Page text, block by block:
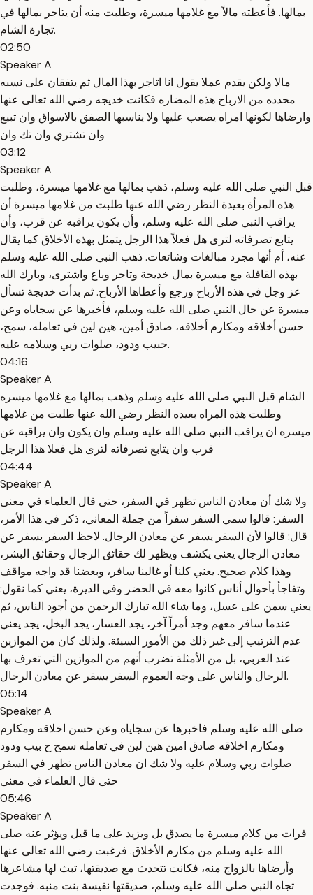
بمالها. فأعطته مالاً مع غلامها ميسرة، وطلبت منه أن يتاجر بمالها في
تجارة الشام.
02:50
Speaker A
مالا ولكن يقدم عملا يقول انا اتاجر بهذا المال ثم يتفقان على نسبه
محدده من الارباح هذه المضاره فكانت خديجه رضي الله تعالى عنها
وارضاها لكونها امراه يصعب عليها ولا يناسبها الصفق بالاسواق وان تبيع
وان تشتري وان تك وان
03:12
Speaker A
قبل النبي صلى الله عليه وسلم، ذهب بمالها مع غلامها ميسرة، وطلبت
هذه المرأة بعيدة النظر رضي الله عنها طلبت من غلامها ميسرة أن
يراقب النبي صلى الله عليه وسلم، وأن يكون يراقبه عن قرب، وأن
يتابع تصرفاته لترى هل فعلاً هذا الرجل يتمثل بهذه الأخلاق كما يقال
عنه، أم أنها مجرد مبالغات وشائعات. ذهب النبي صلى الله عليه وسلم
بهذه القافلة مع ميسرة بمال خديجة وتاجر وباع واشترى، وبارك الله
عز وجل في هذه الأرباح ورجع وأعطاها الأرباح. ثم بدأت خديجة تسأل
ميسرة عن حال النبي صلى الله عليه وسلم، فأخبرها عن سجاياه وعن
حسن أخلاقه ومكارم أخلاقه، صادق أمين، هين لين في تعامله، سمح،
حبيب ودود، صلوات ربي وسلامه عليه.
04:16
Speaker A
الشام قبل النبي صلى الله عليه وسلم وذهب بمالها مع غلامها ميسره
وطلبت هذه المراه بعيده النظر رضي الله عنها طلبت من غلامها
ميسره ان يراقب النبي صلى الله عليه وسلم وان يكون وان يراقبه عن
قرب وان يتابع تصرفاته لترى هل فعلا هذا الرجل
04:44
Speaker A
ولا شك أن معادن الناس تظهر في السفر، حتى قال العلماء في معنى
السفر: قالوا سمي السفر سفراً من جملة المعاني، ذكر في هذا الأمر،
قال: قالوا لأن السفر يسفر عن معادن الرجال. لاحظ السفر يسفر عن
معادن الرجال يعني يكشف ويظهر لك حقائق الرجال وحقائق البشر،
وهذا كلام صحيح. يعني كلنا أو غالبنا سافر، وبعضنا قد واجه مواقف
وتفاجأ بأحوال أناس كانوا معه في الحضر وفي الديرة، يعني كما نقول:
يعني سمن على عسل، وما شاء الله تبارك الرحمن من أجود الناس، ثم
عندما سافر معهم وجد أمراً آخر، يجد العسار، يجد البخل، يجد يعني
عدم الترتيب إلى غير ذلك من الأمور السيئة. ولذلك كان من الموازين
عند العربي، بل من الأمثلة تضرب أنهم من الموازين التي تعرف بها
الرجال والناس على وجه العموم السفر يسفر عن معادن الرجال.
05:14
Speaker A
صلى الله عليه وسلم فاخبرها عن سجاياه وعن حسن اخلاقه ومكارم
ومكارم اخلاقه صادق امين هين لين في تعامله سمح ح بيب ودود
صلوات ربي وسلام عليه ولا شك ان معادن الناس تظهر في السفر
حتى قال العلماء في معنى
05:46
Speaker A
فرات من كلام ميسرة ما يصدق بل ويزيد على ما قيل ويؤثر عنه صلى
الله عليه وسلم من مكارم الأخلاق. فرغبت رضي الله تعالى عنها
وأرضاها بالزواج منه، فكانت تتحدث مع صديقتها، تبث لها مشاعرها
تجاه النبي صلى الله عليه وسلم، صديقتها نفيسة بنت منبه. فوجدت